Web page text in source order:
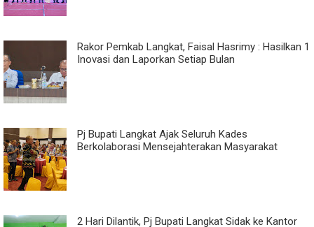
Rakor Pemkab Langkat, Faisal Hasrimy : Hasilkan 1
Inovasi dan Laporkan Setiap Bulan
Pj Bupati Langkat Ajak Seluruh Kades
Berkolaborasi Mensejahterakan Masyarakat
2 Hari Dilantik, Pj Bupati Langkat Sidak ke Kantor